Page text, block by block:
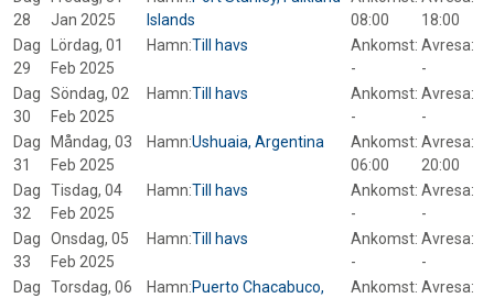
28
Jan 2025
Islands
08:00
18:00
Dag
29
Lördag, 01
Feb 2025
Hamn:Till havs
Ankomst:
-
Avresa:
-
Dag
30
Söndag, 02
Feb 2025
Hamn:Till havs
Ankomst:
-
Avresa:
-
Dag
31
Måndag, 03
Feb 2025
Hamn:Ushuaia, Argentina
Ankomst:
06:00
Avresa:
20:00
Dag
32
Tisdag, 04
Feb 2025
Hamn:Till havs
Ankomst:
-
Avresa:
-
Dag
33
Onsdag, 05
Feb 2025
Hamn:Till havs
Ankomst:
-
Avresa:
-
Dag
Torsdag, 06
Hamn:Puerto Chacabuco,
Ankomst: Avresa: